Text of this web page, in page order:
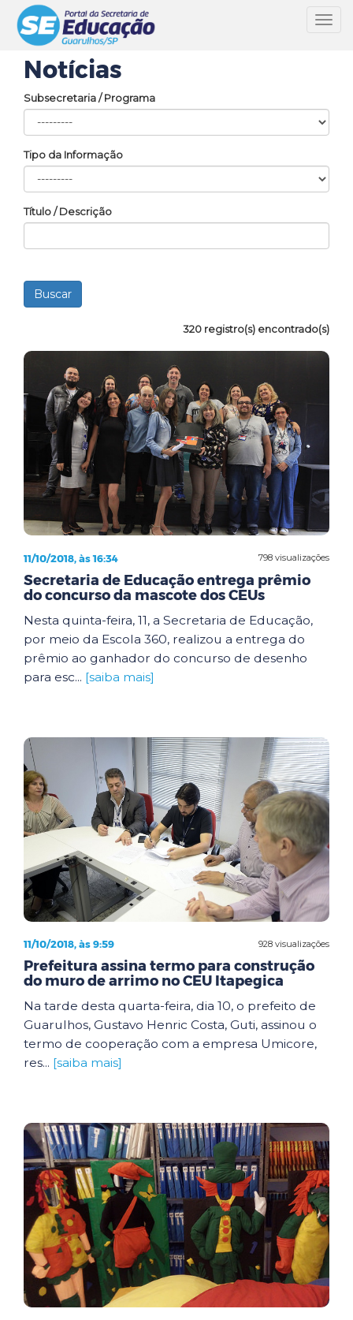
Notícias
Subsecretaria / Programa
Tipo da Informação
Título / Descrição
320 registro(s) encontrado(s)
798 visualizações
11/10/2018, às 16:34
Secretaria de Educação entrega prêmio
do concurso da mascote dos CEUs
Nesta quinta-feira, 11, a Secretaria de Educação,
por meio da Escola 360, realizou a entrega do
prêmio ao ganhador do concurso de desenho
para esc... [saiba mais]
928 visualizações
11/10/2018, às 9:59
Prefeitura assina termo para construção
do muro de arrimo no CEU Itapegica
Na tarde desta quarta-feira, dia 10, o prefeito de
Guarulhos, Gustavo Henric Costa, Guti, assinou o
termo de cooperação com a empresa Umicore,
res... [saiba mais]